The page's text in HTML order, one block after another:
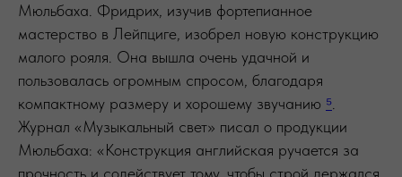
Мюльбаха. Фридрих, изучив фортепианное
мастерство в Лейпциге, изобрел новую конструкцию
малого рояля. Она вышла очень удачной и
пользовалась огромным спросом, благодаря
компактному размеру и хорошему звучанию ⁵.
Журнал «Музыкальный свет» писал о продукции
Мюльбаха: «Конструкция английская ручается за